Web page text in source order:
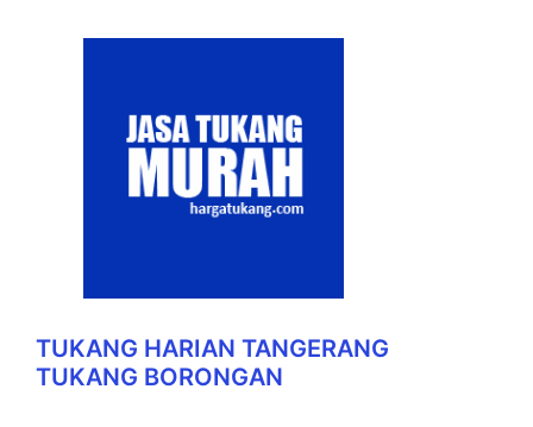
TUKANG HARIAN TANGERANG
TUKANG BORONGAN